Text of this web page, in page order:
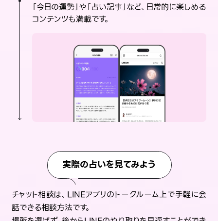
「今日の運勢」や「占い記事」など、日常的に楽しめる
コンテンツも満載です。
実際の占いを見てみよう
チャット相談は、LINEアプリのトークルーム上で手軽に会
話できる相談方法です。